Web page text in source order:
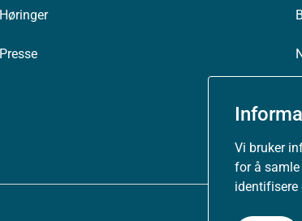
Vi bruker
for å
identifisere
Høringer
Presse